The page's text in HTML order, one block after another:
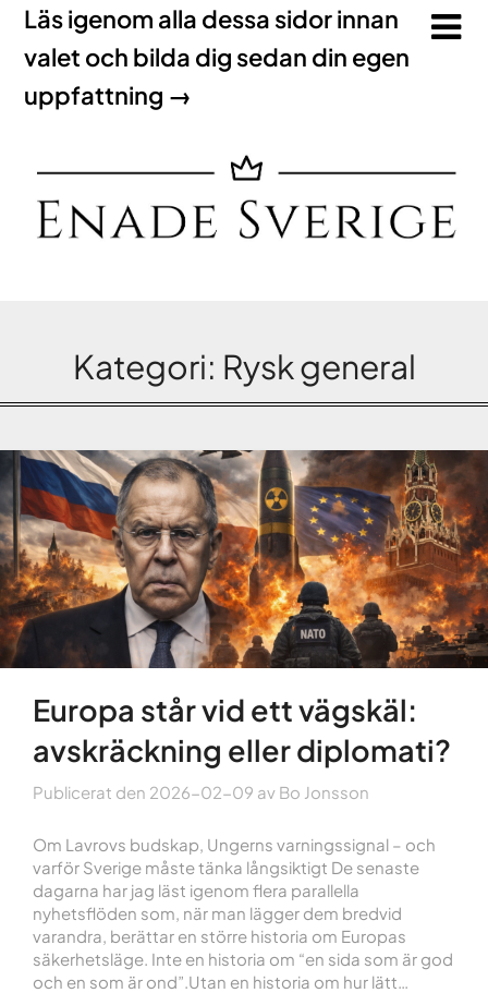
Läs igenom alla dessa sidor innan
valet och bilda dig sedan din egen
uppfattning →
Kategori: Rysk general
Europa står vid ett vägskäl:
avskräckning eller diplomati?
Publicerat den 2026-02-09 av Bo Jonsson
Om Lavrovs budskap, Ungerns varningssignal – och
varför Sverige måste tänka långsiktigt De senaste
dagarna har jag läst igenom flera parallella
nyhetsflöden som, när man lägger dem bredvid
varandra, berättar en större historia om Europas
säkerhetsläge. Inte en historia om “en sida som är god
och en som är ond”.Utan en historia om hur lätt…